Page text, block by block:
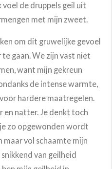
de druppels geil uit
met mijn zweet.
om dit gruwelijke gevoel
gaan. We zijn vast niet
want mijn gekreun
de intense warmte,
hardere maatregelen.
en natter. Je denkt toch
zo opgewonden wordt
maar vol schaamte mijn
van geilheid